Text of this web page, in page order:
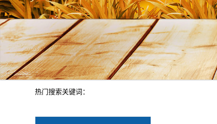
热门搜索关键词：